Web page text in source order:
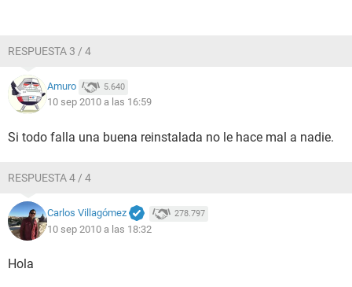
RESPUESTA 3 / 4
Amuro 5.640
10 sep 2010 a las 16:59
Si todo falla una buena reinstalada no le hace mal a nadie.
RESPUESTA 4 / 4
Carlos Villagómez 278.797
10 sep 2010 a las 18:32
Hola